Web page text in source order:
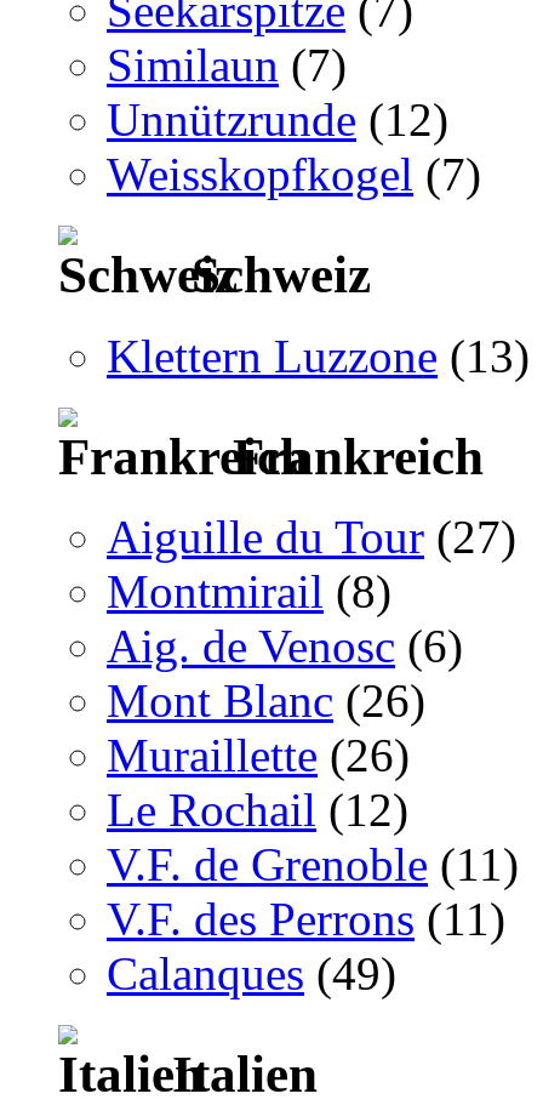
Similaun (7)
Unnützrunde (12)
Weisskopfkogel (7)
Schweiz
Klettern Luzzone (13)
Frankreich
Aiguille du Tour (27)
Montmirail (8)
Aig. de Venosc (6)
Mont Blanc (26)
Muraillette (26)
Le Rochail (12)
V.F. de Grenoble (11)
V.F. des Perrons (11)
Calanques (49)
Italien